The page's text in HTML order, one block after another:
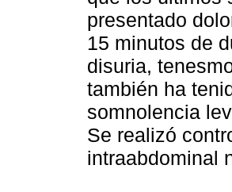
presentado
15 minutos de
disuria,
también ha
somnolencia
Se realizó
intraabdominal